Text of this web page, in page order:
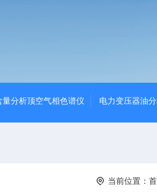
分析顶空气相色谱仪 电力变压器油
当前位置：